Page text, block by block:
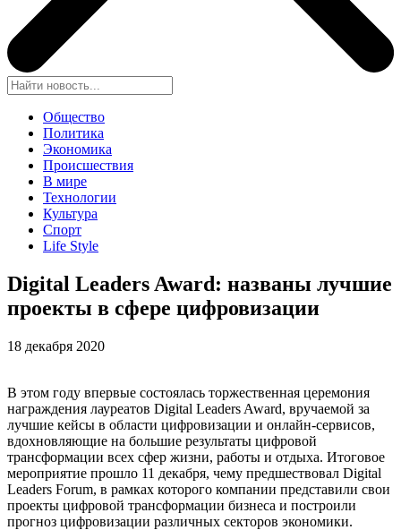
Общество
Политика
Экономика
Происшествия
В мире
Технологии
Культура
Спорт
Life Style
Digital Leaders Award: названы лучшие
проекты в сфере цифровизации
18 декабря 2020
В этом году впервые состоялась торжественная церемония
награждения лауреатов Digital Leaders Award, вручаемой за
лучшие кейсы в области цифровизации и онлайн-сервисов,
вдохновляющие на большие результаты цифровой
трансформации всех сфер жизни, работы и отдыха. Итоговое
мероприятие прошло 11 декабря, чему предшествовал Digital
Leaders Forum, в рамках которого компании представили свои
проекты цифровой трансформации бизнеса и построили
прогноз цифровизации различных секторов экономики.